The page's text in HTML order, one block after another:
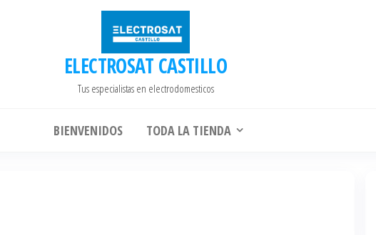
ELECTROSAT CASTILLO
Tus especialistas en electrodomesticos
BIENVENIDOS TODA LA TIENDA